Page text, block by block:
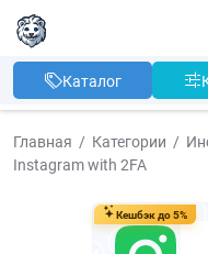
Каталог
Главная Категории
Instagram with 2FA
Кешбэк до 5%